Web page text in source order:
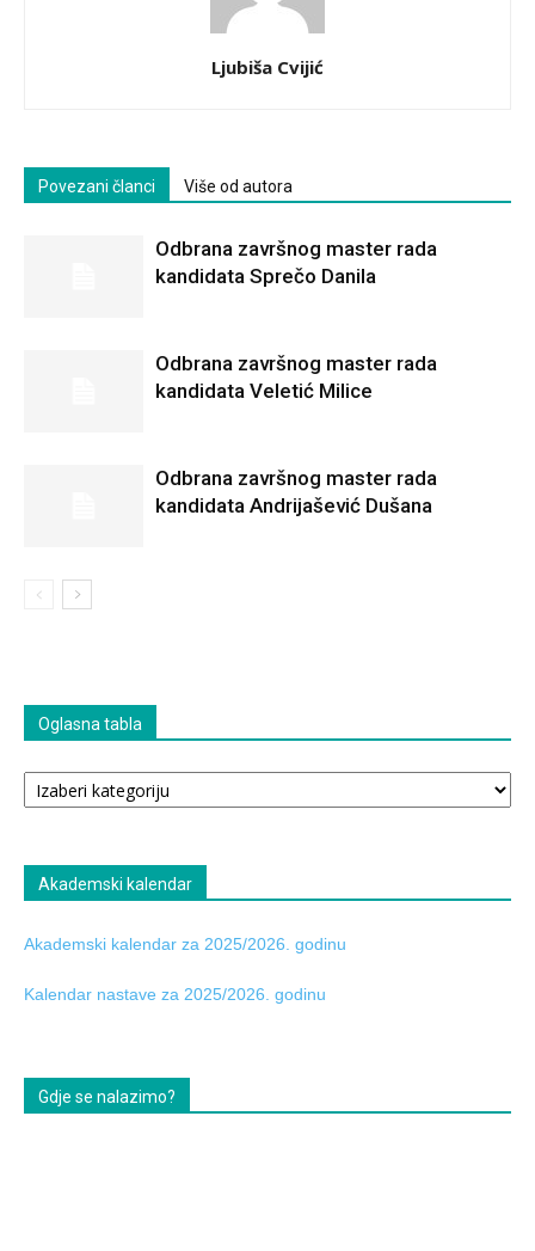
Ljubiša Cvijić
Povezani članci Više od autora
Odbrana završnog master rada
kandidata Sprečo Danila
Odbrana završnog master rada
kandidata Veletić Milice
Odbrana završnog master rada
kandidata Andrijašević Dušana
Oglasna tabla
Oglasna
tabla
Akademski kalendar
Akademski kalendar za 2025/2026. godinu
Kalendar nastave za 2025/2026. godinu
Gdje se nalazimo?